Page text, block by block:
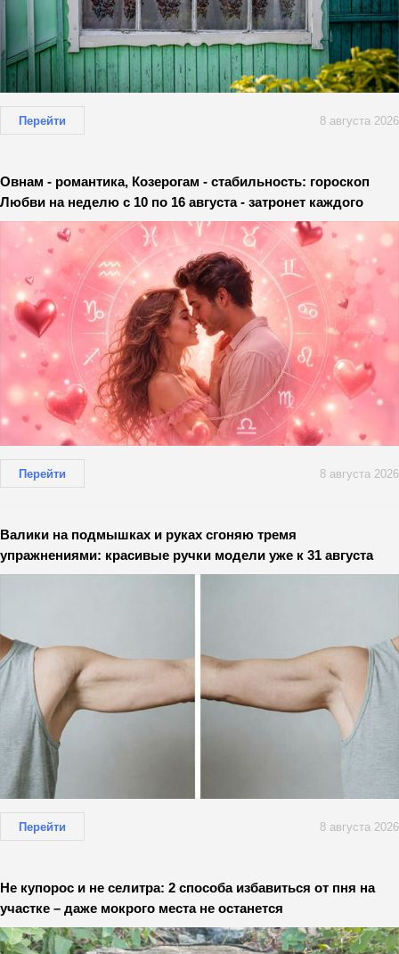
Перейти 8 августа 2026
Овнам - романтика, Козерогам - стабильность: гороскоп
Любви на неделю с 10 по 16 августа - затронет каждого
Перейти 8 августа 2026
Валики на подмышках и руках сгоняю тремя
упражнениями: красивые ручки модели уже к 31 августа
Перейти 8 августа 2026
Не купорос и не селитра: 2 способа избавиться от пня на
участке – даже мокрого места не останется